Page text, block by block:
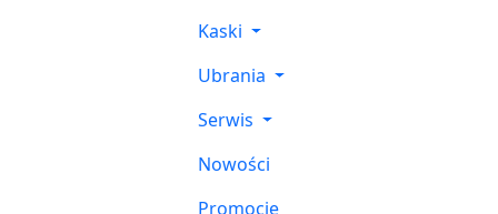
Kaski
Ubrania
Serwis
Nowości
Promocje